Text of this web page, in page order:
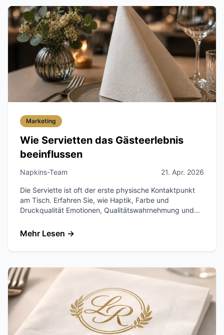
Marketing
Wie Servietten das Gästeerlebnis
beeinflussen
Napkins-Team 21. Apr. 2026
Die Serviette ist oft der erste physische Kontaktpunkt
am Tisch. Erfahren Sie, wie Haptik, Farbe und
Druckqualität Emotionen, Qualitätswahrnehmung und
Mehr Lesen →